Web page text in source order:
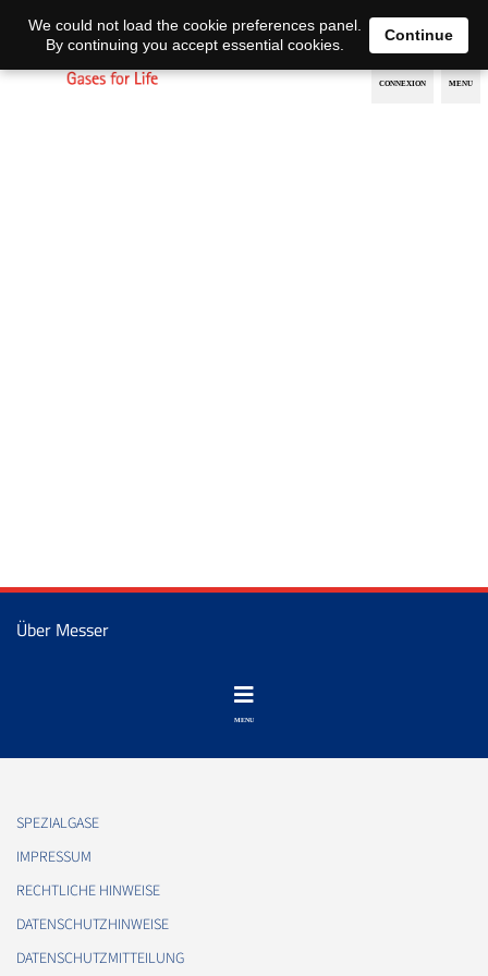
EN DE
Über Messer
SPEZIALGASE
IMPRESSUM
RECHTLICHE HINWEISE
DATENSCHUTZHINWEISE
DATENSCHUTZMITTEILUNG
We could not load the cookie preferences panel.
By continuing you accept essential cookies.
Continue